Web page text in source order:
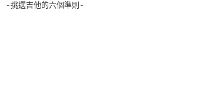
-挑選吉他的六個準則-